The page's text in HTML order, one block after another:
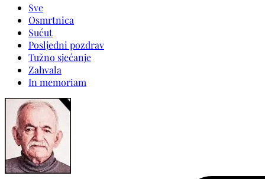
Sve
Osmrtnica
Sućut
Posljedni pozdrav
Tužno sjećanje
Zahvala
In memoriam